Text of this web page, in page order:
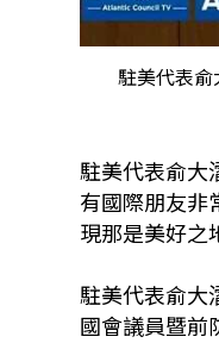
駐美代表
駐美代表俞大
有國際朋友非
現那是美好之
駐美代表俞大
國會議員暨前